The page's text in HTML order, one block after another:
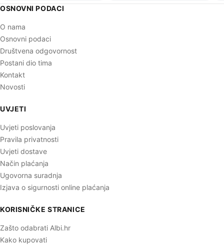
OSNOVNI PODACI
O nama
Osnovni podaci
Društvena odgovornost
Postani dio tima
Kontakt
Novosti
UVJETI
Uvjeti poslovanja
Pravila privatnosti
Uvjeti dostave
Način plaćanja
Ugovorna suradnja
Izjava o sigurnosti online plaćanja
KORISNIČKE STRANICE
Zašto odabrati Albi.hr
Kako kupovati